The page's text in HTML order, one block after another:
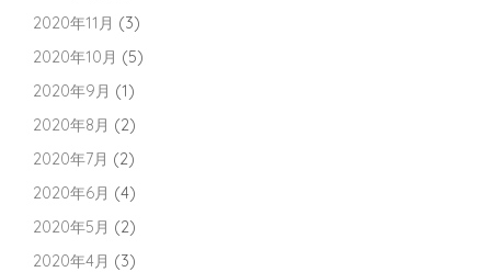
2020年11月 (3)
2020年10月 (5)
2020年9月 (1)
2020年8月 (2)
2020年7月 (2)
2020年6月 (4)
2020年5月 (2)
2020年4月 (3)